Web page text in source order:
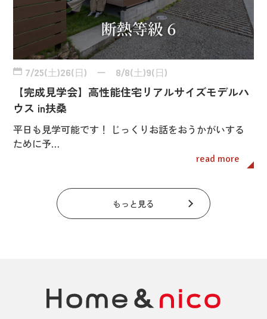
7/25(土)26(日) ー 8/8(土)9(日)
【完成見学会】高性能住宅リアルサイズモデルハ
ウス in扶桑
平日も見学可能です！ じっくりお話をおうかがいする
ために予…
read more
もっと見る